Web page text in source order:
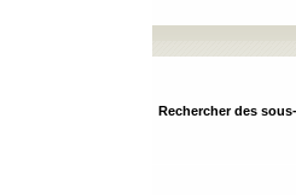
Rechercher des